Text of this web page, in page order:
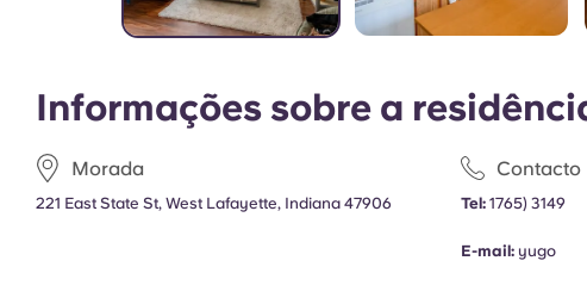
Informações sobre a
Morada
221 East State St, West Lafayette, Indiana 47906
Contacto
Tel: 1765) 3149
E-mail: yugo